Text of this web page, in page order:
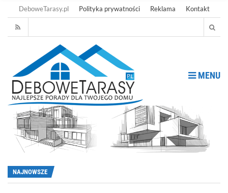
DeboweTarasy.pl Polityka prywatności Reklama Kontakt
MENU
NAJNOWSZE